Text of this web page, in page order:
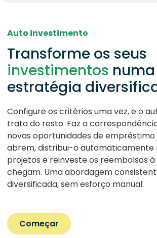
Auto investimento
Transforme os seus
investimentos numa
estratégia
Configure os critérios uma vez, e o
trata do resto. Faz a
novas oportunidades de empréstimo
abrem, distribui-o automaticamente
projetos e reinveste os reembolsos
chegam. Uma abordagem
diversificada, sem esforço manual.
Começar